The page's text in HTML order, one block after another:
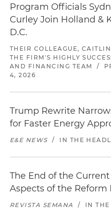
Program Officials
Curley Join Holland &
D.C.
THEIR COLLEAGUE,
THE FIRM'S HIGHLY
AND FINANCING TEAM
/
4, 2026
Trump Rewrite
for Faster Energy
E&E NEWS / IN THE
The End of the
Aspects of the
REVISTA SEMANA / IN